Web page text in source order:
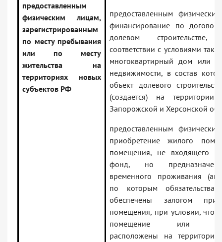
предоставленным
физическим лицам,
зарегистрированным
по месту пребывания
или по месту
жительства на
территориях новых
субъектов РФ
предоставленным
финансирование по
долевом
соответствии с условиями
многоквартирный дом или
недвижимости, в состав
объект долевого
(создается) на
Запорожской и Херсонской
предоставленным
приобретение жилого
помещения, не входящего
фонд, но
временного проживания
по которым обязательства
обеспечены залогом
помещения, при условии, что
помещение или
расположены на